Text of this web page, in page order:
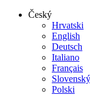
Český
Hrvatski
English
Deutsch
Italiano
Français
Slovenský
Polski